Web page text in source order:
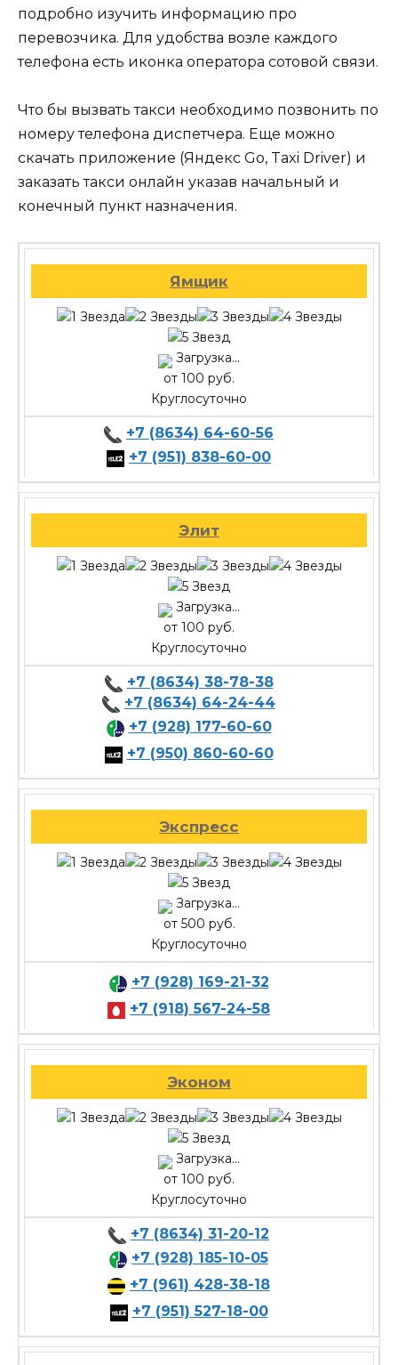
подробно изучить информацию про
перевозчика. Для удобства возле каждого
телефона есть иконка оператора сотовой связи.
Что бы вызвать такси необходимо позвонить по
номеру телефона диспетчера. Еще можно
скачать приложение (Яндекс Go, Taxi Driver) и
заказать такси онлайн указав начальный и
конечный пункт назначения.
Ямщик
Загрузка...
от 100 руб.
Круглосуточно
+7 (8634) 64-60-56
+7 (951) 838-60-00
Элит
Загрузка...
от 100 руб.
Круглосуточно
+7 (8634) 38-78-38
+7 (8634) 64-24-44
+7 (928) 177-60-60
+7 (950) 860-60-60
Экспресс
Загрузка...
от 500 руб.
Круглосуточно
+7 (928) 169-21-32
+7 (918) 567-24-58
Эконом
Загрузка...
от 100 руб.
Круглосуточно
+7 (8634) 31-20-12
+7 (928) 185-10-05
+7 (961) 428-38-18
+7 (951) 527-18-00